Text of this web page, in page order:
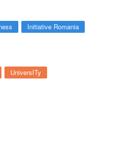
Initiative Romania
UniversITy